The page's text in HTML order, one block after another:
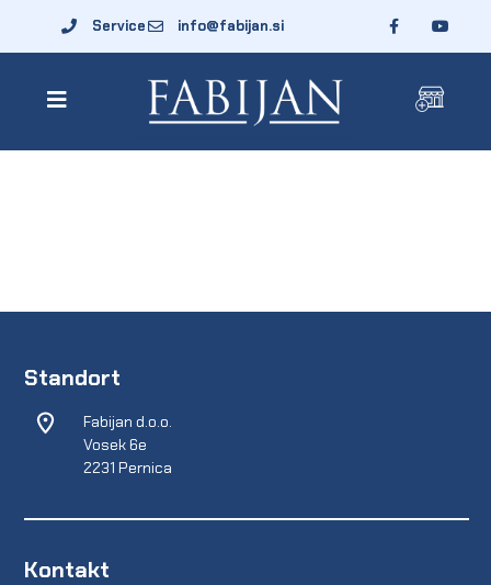
Service info@fabijan.si
Standort
Fabijan d.o.o.
Vosek 6e
2231 Pernica
Kontakt